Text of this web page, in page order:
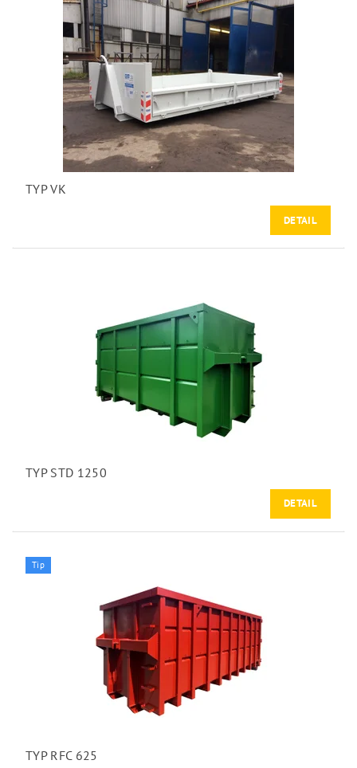
TYP VK
DETAIL
TYP STD 1250
DETAIL
Tip
TYP RFC 625